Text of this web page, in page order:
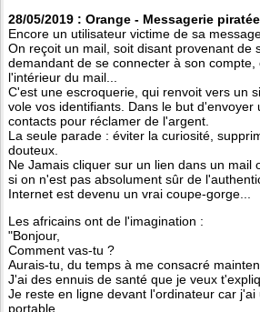
28/05/2019 : Orange - Messagerie piratée
Encore un utilisateur victime de sa
On reçoit un mail, soit disant provenant de
demandant de se connecter à son
l'intérieur du mail...
C'est une escroquerie, qui renvoit vers un
vole vos identifiants. Dans le but d'envoyer
contacts pour réclamer de l'argent.
La seule parade : éviter la curiosité,
douteux.
Ne Jamais cliquer sur un lien dans un mail
si on n'est pas absolument sûr de
Internet est devenu un vrai coupe-gorge...
Les africains ont de l'imagination :
"Bonjour,
Comment vas-tu ?
Aurais-tu, du temps à me consacré
J'ai des ennuis de santé que je veux
Je reste en ligne devant l'ordinateur car
portable,